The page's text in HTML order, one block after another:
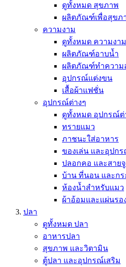
ดูทั้งหมด สุขภาพ
ผลิตภัณฑ์เพื่อสุขภ
ความงาม
ดูทั้งหมด ความงาม
ผลิตภัณฑ์อาบน้ำ
ผลิตภัณฑ์ทำความ
อุปกรณ์แต่งขน
เสื้อผ้าแฟชั่น
อุปกรณ์ต่างๆ
ดูทั้งหมด อุปกรณ์ต่
ทรายแมว
ภาชนะใส่อาหาร
ของเล่น และอุปก
ปลอกคอ และสายจู
บ้าน ที่นอน และกร
ห้องน้ำสำหรับแมว
ผ้าอ้อมและแผ่นรอ
ปลา
ดูทั้งหมด ปลา
อาหารปลา
สุขภาพ และวิตามิน
ตู้ปลา และอุปกรณ์เสริม